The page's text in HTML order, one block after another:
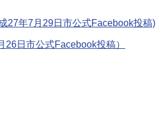
年7月29日市公式Facebook投稿)
日市公式Facebook投稿）